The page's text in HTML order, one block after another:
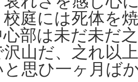
校庭には死体を
部は未だ未だ
沢山だ、之れ以
と思ひ一ヶ月ば